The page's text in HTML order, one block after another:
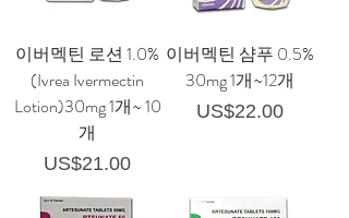
이버멕틴 로션 1.0%
(Ivrea Ivermectin
Lotion)30mg 1개~ 10
개
가격
US$21.00
이버멕틴 샴푸 0.5%
30mg 1개~12개
가격
US$22.00